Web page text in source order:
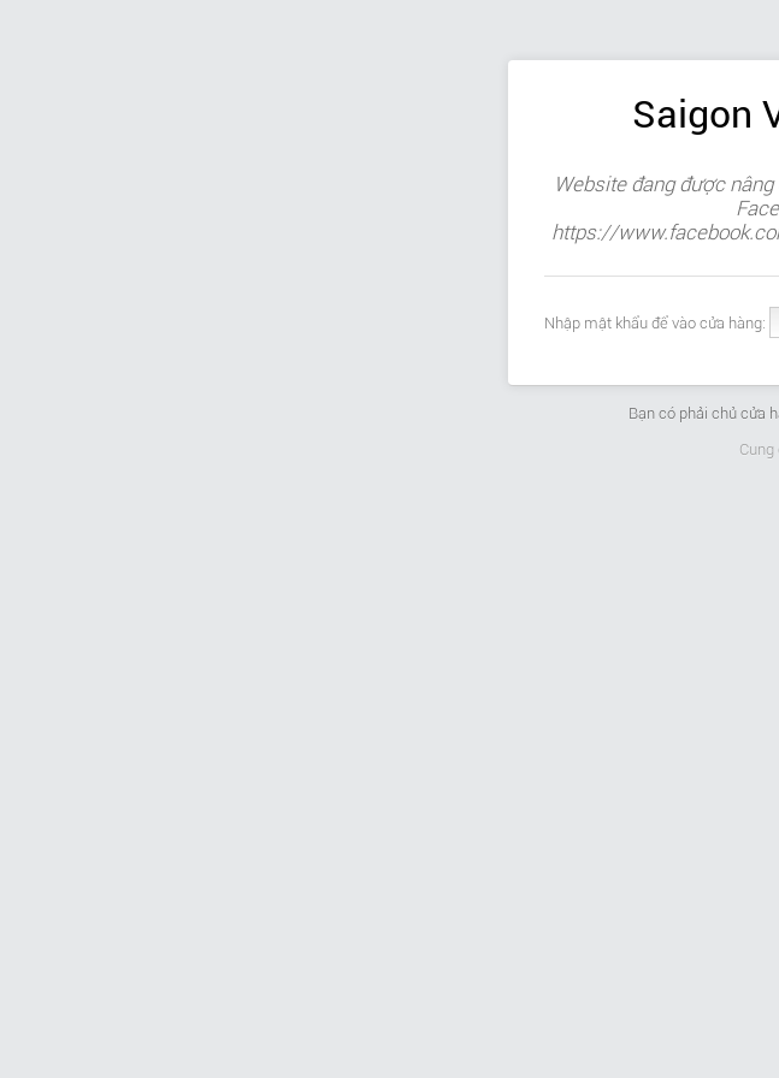
Saigon
Website đang được
https://
Nhập mật khẩu để vào cửa hàng:
Bạn có phải chủ cửa
Cung